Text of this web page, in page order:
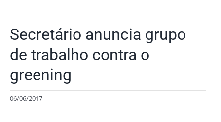
Secretário anuncia grupo
de trabalho contra o
greening
06/06/2017